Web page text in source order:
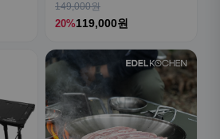
149,000원
20%119,000원